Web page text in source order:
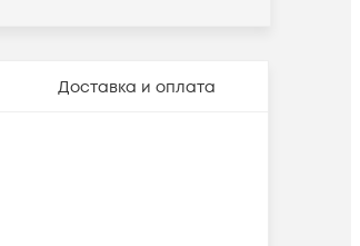
Доставка и оплата